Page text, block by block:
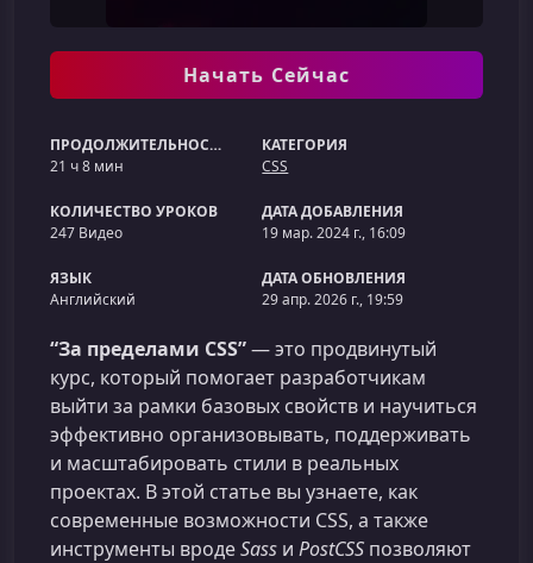
Начать Сейчас
ПРОДОЛЖИТЕЛЬНОСТЬ
21 ч 8 мин
КАТЕГОРИЯ
CSS
КОЛИЧЕСТВО УРОКОВ
247 Видео
ДАТА ДОБАВЛЕНИЯ
19 мар. 2024 г., 16:09
ЯЗЫК
Английский
ДАТА ОБНОВЛЕНИЯ
29 апр. 2026 г., 19:59
“За пределами CSS”— это продвинутый
курс, который помогает разработчикам
выйти за рамки базовых свойств и научиться
эффективно организовывать, поддерживать
и масштабировать стили в реальных
проектах. В этой статье вы узнаете, как
современные возможности CSS, а также
инструменты вродеSass и PostCSS позволяют